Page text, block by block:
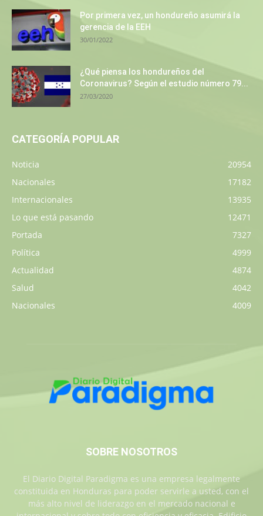
Por primera vez, un hondureño asumirá la
gerencia de la EEH
30/01/2022
¿Qué piensa los hondureños del
Coronavirus? Según el estudio número 79...
27/03/2020
CATEGORÍA POPULAR
Noticia
20954
Nacionales
17182
Internacionales
13935
Lo que está pasando
12471
Portada
7327
Política
4999
Actualidad
4874
Salud
4042
Nacionales
4009
SOBRE NOSOTROS
El Diario Digital Paradigma es una empresa legalmente
constituida en Honduras para poder servirle a usted, con el
más alto nivel de liderazgo en el mercado nacional e